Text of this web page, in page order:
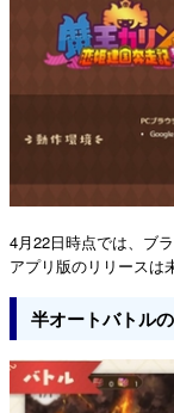
4月22日時点では、ブ
アプリ版のリリースは
半オートバトル